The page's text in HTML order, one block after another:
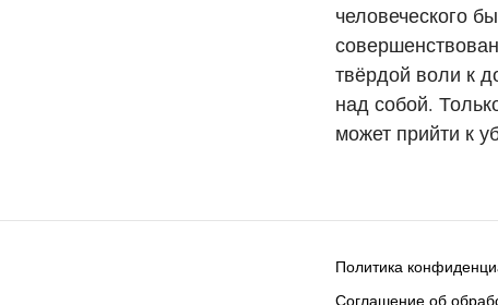
человеческого
твёрдой воли к
над собой.
может прийти к
Политика
Соглашение об